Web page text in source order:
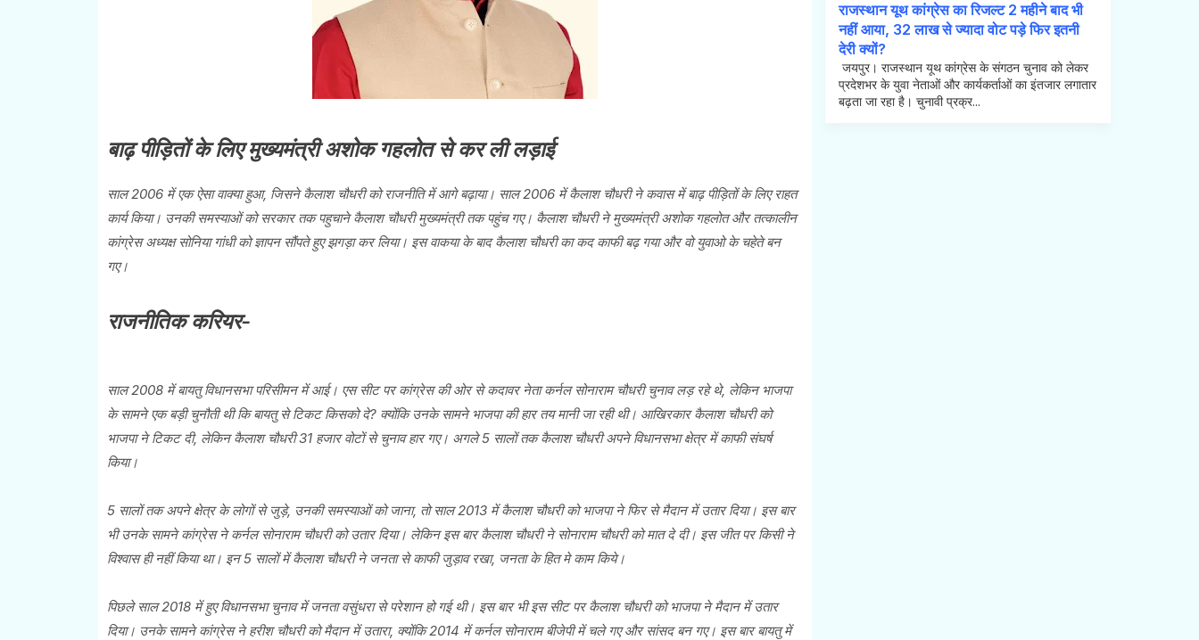
बाढ़ पीड़ितों के लिए मुख्यमंत्री अशोक गहलोत से कर ली लड़ाई
साल 2006 में एक ऐसा वाक्या हुआ, जिसने कैलाश चौधरी को राजनीति में आगे बढ़ाया। साल 2006 में कैलाश चौधरी ने कवास में बाढ़ पीड़ितों के लिए राहत
कार्य किया। उनकी समस्याओं को सरकार तक पहुचाने कैलाश चौधरी मुख्यमंत्री तक पहुंच गए। कैलाश चौधरी ने मुख्यमंत्री अशोक गहलोत और तत्कालीन
कांग्रेस अध्यक्ष सोनिया गांधी को ज्ञापन सौंपते हुए झगड़ा कर लिया। इस वाकया के बाद कैलाश चौधरी का कद काफी बढ़ गया और वो युवाओ के चहेते बन
गए।
राजनीतिक करियर-
साल 2008 में बायतु विधानसभा परिसीमन में आई। एस सीट पर कांग्रेस की ओर से कदावर नेता कर्नल सोनाराम चौधरी चुनाव लड़ रहे थे, लेकिन भाजपा
के सामने एक बड़ी चुनौती थी कि बायतु से टिकट किसको दे? क्योंकि उनके सामने भाजपा की हार तय मानी जा रही थी। आखिरकार कैलाश चौधरी को
भाजपा ने टिकट दी, लेकिन कैलाश चौधरी 31 हजार वोटों से चुनाव हार गए। अगले 5 सालों तक कैलाश चौधरी अपने विधानसभा क्षेत्र में काफी संघर्ष
किया।
5 सालों तक अपने क्षेत्र के लोगों से जुड़े, उनकी समस्याओं को जाना, तो साल 2013 में कैलाश चौधरी को भाजपा ने फिर से मैदान में उतार दिया। इस बार
भी उनके सामने कांग्रेस ने कर्नल सोनाराम चौधरी को उतार दिया। लेकिन इस बार कैलाश चौधरी ने सोनाराम चौधरी को मात दे दी। इस जीत पर किसी ने
विश्वास ही नहीं किया था। इन 5 सालों में कैलाश चौधरी ने जनता से काफी जुड़ाव रखा, जनता के हित मे काम किये।
पिछले साल 2018 में हुए विधानसभा चुनाव में जनता वसुंधरा से परेशान हो गई थी। इस बार भी इस सीट पर कैलाश चौधरी को भाजपा ने मैदान में उतार
दिया। उनके सामने कांग्रेस ने हरीश चौधरी को मैदान में उतारा, क्योंकि 2014 में कर्नल सोनाराम बीजेपी में चले गए और सांसद बन गए। इस बार बायतु में
राजस्थान यूथ कांग्रेस का रिजल्ट 2 महीने बाद भी
नहीं आया, 32 लाख से ज्यादा वोट पड़े फिर इतनी
देरी क्यों?
जयपुर। राजस्थान यूथ कांग्रेस के संगठन चुनाव को लेकर
प्रदेशभर के युवा नेताओं और कार्यकर्ताओं का इंतजार लगातार
बढ़ता जा रहा है। चुनावी प्रक्र...